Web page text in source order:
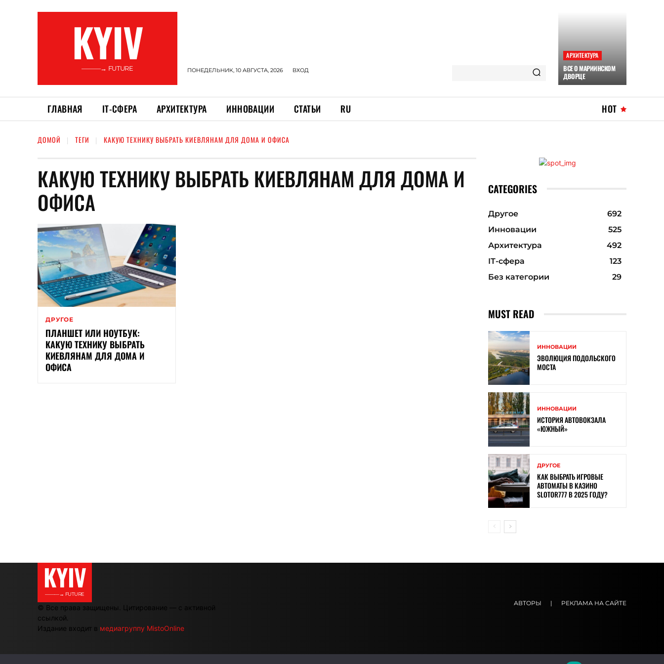
KYIV
———→ FUTURE ПОНЕДЕЛЬНИК, 10 АВГУСТА, 2026 ВХОД
АРХИТЕКТУРА
ВСЕ О МАРИИНСКОМ
ДВОРЦЕ
ГЛАВНАЯ ІТ-СФЕРА АРХИТЕКТУРА ИННОВАЦИИ СТАТЬИ RU HOT
ДОМОЙ ТЕГИ КАКУЮ ТЕХНИКУ ВЫБРАТЬ КИЕВЛЯНАМ ДЛЯ ДОМА И ОФИСА
КАКУЮ ТЕХНИКУ ВЫБРАТЬ КИЕВЛЯНАМ ДЛЯ ДОМА И
ОФИСА
ДРУГОЕ
ПЛАНШЕТ ИЛИ НОУТБУК:
КАКУЮ ТЕХНИКУ ВЫБРАТЬ
КИЕВЛЯНАМ ДЛЯ ДОМА И
ОФИСА
CATEGORIES
Другое
692
Инновации
525
Архитектура
492
ІТ-сфера
123
Без категории
29
MUST READ
ИННОВАЦИИ
ЭВОЛЮЦИЯ ПОДОЛЬСКОГО
МОСТА
ИННОВАЦИИ
ИСТОРИЯ АВТОВОКЗАЛА
«ЮЖНЫЙ»
ДРУГОЕ
КАК ВЫБРАТЬ ИГРОВЫЕ
АВТОМАТЫ В КАЗИНО
SLOTOR777 В 2025 ГОДУ?
KYIV
———→ FUTURE
© Все права защищены. Цитирование — с активной
ссылкой.
Издание входит в медиагруппу MistoOnline
АВТОРЫ | РЕКЛАМА НА САЙТЕ